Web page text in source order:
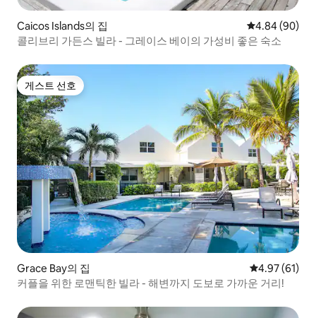
Caicos Islands의 집 평점 4.84점(5
4.84 (90)
콜리브리 가든스 빌라 - 그레이스 베이의 가성비 좋은 숙소
게스트 선호
게스트 선호
Grace Bay의 집 평점 4.97점
4.97 (61)
커플을 위한 로맨틱한 빌라 - 해변까지 도보로 가까운 거리!